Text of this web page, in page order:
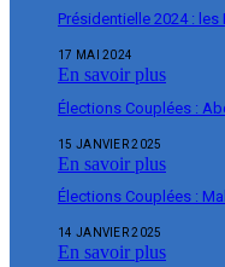
Présidentielle 2024 :
17 MAI 2024
En savoir plus
Élections Couplées :
15 JANVIER 2025
En savoir plus
Élections Couplées :
14 JANVIER 2025
En savoir plus